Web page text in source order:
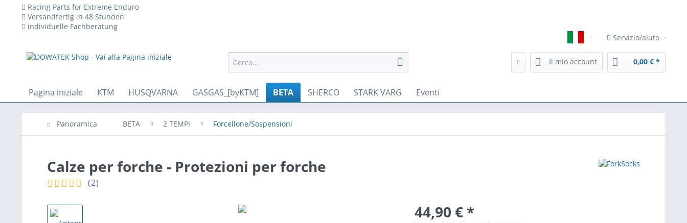
Racing Parts for Extreme Enduro
Versandfertig in 48 Stunden
individuelle Fachberatung
Italiano Servizio/aiuto
Il mio account 0,00 € *
Pagina iniziale KTM HUSQVARNA GASGAS_[byKTM] BETA SHERCO STARK VARG Eventi
Panoramica BETA 2 TEMPI Forcellone/Sospensioni
Calze per forche - Protezioni per forche
(2)
44,90 € *